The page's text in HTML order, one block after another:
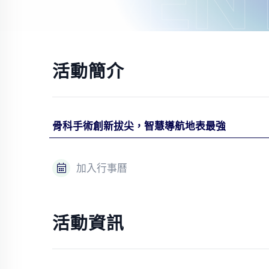
活動簡介
骨科手術創新拔尖，智慧導航地表最強
加入行事曆
活動資訊